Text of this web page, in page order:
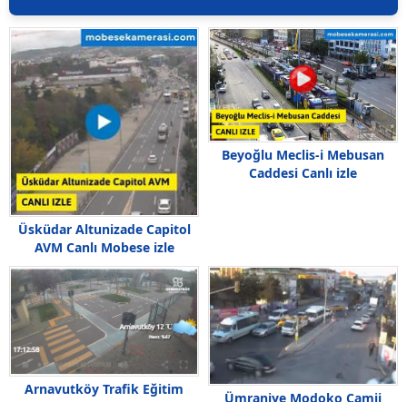
Üsküdar Altunizade Capitol
AVM Canlı Mobese izle
Beyoğlu Meclis-i Mebusan
Caddesi Canlı izle
Arnavutköy Trafik Eğitim
Ümraniye Modoko Camii